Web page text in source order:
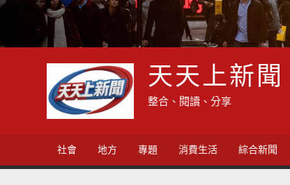
天天上新聞
整合、閱讀、分享
社會 地方 專題 消費生活 綜合新聞